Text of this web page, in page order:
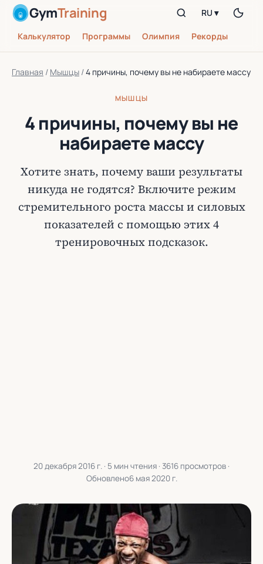
GymTraining
Калькулятор Программы Олимпия Рекорды
RU ▾
Главная / Мышцы /4 причины, почему вы не набираете массу
МЫШЦЫ
4 причины, почему вы не
набираете массу
Хотите знать, почему ваши результаты
никуда не годятся? Включите режим
стремительного роста массы и силовых
показателей с помощью этих 4
тренировочных подсказок.
20 декабря 2016 г. · 5 мин чтения · 3616 просмотров ·
Обновлено6 мая 2020 г.